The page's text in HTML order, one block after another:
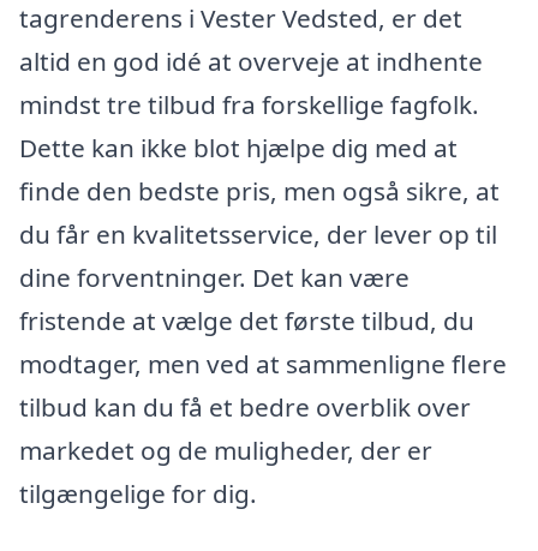
tagrenderens i Vester Vedsted, er det
altid en god idé at overveje at indhente
mindst tre tilbud fra forskellige fagfolk.
Dette kan ikke blot hjælpe dig med at
finde den bedste pris, men også sikre, at
du får en kvalitetsservice, der lever op til
dine forventninger. Det kan være
fristende at vælge det første tilbud, du
modtager, men ved at sammenligne flere
tilbud kan du få et bedre overblik over
markedet og de muligheder, der er
tilgængelige for dig.